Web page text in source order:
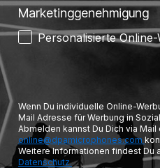
Marketinggenehmigung
Personalisierte
Wenn Du individuelle Online-
Mail Adresse für Werbung in
Abmelden kannst Du Dich via Mail
online@dpamicrophones.com
Weitere Informationen findest Du
Datenschutz.